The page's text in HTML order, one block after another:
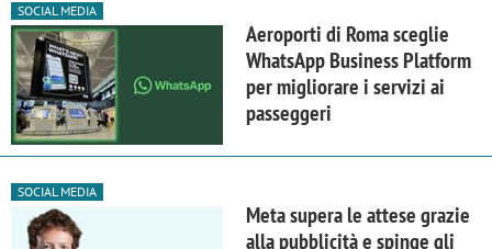
SOCIAL MEDIA
Aeroporti di Roma sceglie
WhatsApp Business Platform
per migliorare i servizi ai
passeggeri
SOCIAL MEDIA
Meta supera le attese grazie
alla pubblicità e spinge gli